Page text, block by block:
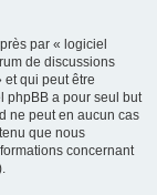
par « logiciel
de discussions
et qui peut être
phpBB a pour seul but
ne peut en aucun cas
que nous
concernant